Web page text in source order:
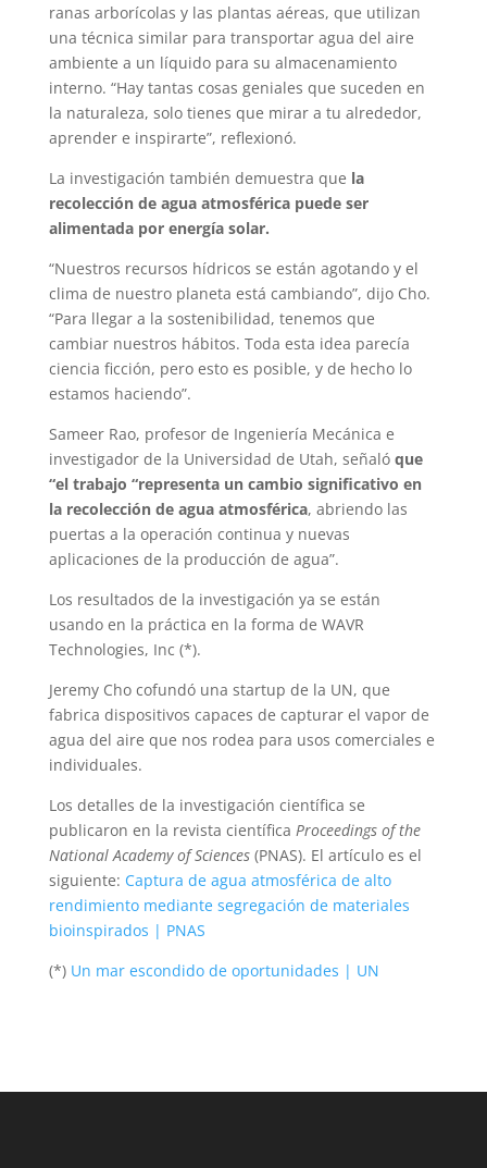
ranas arborícolas y las plantas aéreas, que utilizan
una técnica similar para transportar agua del aire
ambiente a un líquido para su almacenamiento
interno. “Hay tantas cosas geniales que suceden en
la naturaleza, solo tienes que mirar a tu alrededor,
aprender e inspirarte”, reflexionó.
La investigación también demuestra que la
recolección de agua atmosférica puede ser
alimentada por energía solar.
“Nuestros recursos hídricos se están agotando y el
clima de nuestro planeta está cambiando”, dijo Cho.
“Para llegar a la sostenibilidad, tenemos que
cambiar nuestros hábitos. Toda esta idea parecía
ciencia ficción, pero esto es posible, y de hecho lo
estamos haciendo”.
Sameer Rao, profesor de Ingeniería Mecánica e
investigador de la Universidad de Utah, señaló que
“el trabajo “representa un cambio significativo en
la recolección de agua atmosférica, abriendo las
puertas a la operación continua y nuevas
aplicaciones de la producción de agua”.
Los resultados de la investigación ya se están
usando en la práctica en la forma de WAVR
Technologies, Inc (*).
Jeremy Cho cofundó una startup de la UN, que
fabrica dispositivos capaces de capturar el vapor de
agua del aire que nos rodea para usos comerciales e
individuales.
Los detalles de la investigación científica se
publicaron en la revista científica Proceedings of the
National Academy of Sciences(PNAS). El artículo es el
siguiente: Captura de agua atmosférica de alto
rendimiento mediante segregación de materiales
bioinspirados | PNAS
(*) Un mar escondido de oportunidades | UN